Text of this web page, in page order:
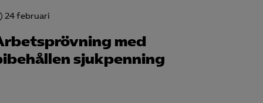
24 februari
med
sjukpenning